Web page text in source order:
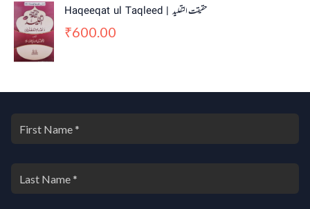
Haqeeqat ul Taqleed | حقیقت التقلید
₹600.00